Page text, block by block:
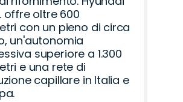
offre oltre 600
con un pieno di circa
un'autonomia
superiore a 1.300
e una rete di
capillare in Italia e